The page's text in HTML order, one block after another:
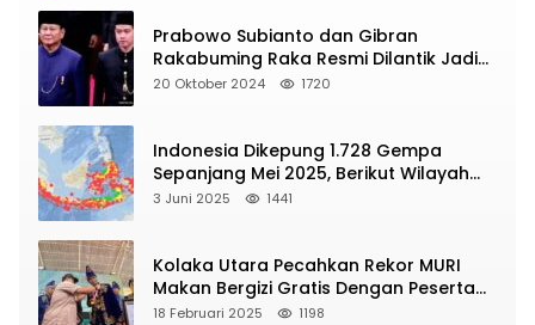
Prabowo Subianto dan Gibran
Rakabuming Raka Resmi Dilantik Jadi
Presiden dan Wapres RI
20 Oktober 2024 1720
Indonesia Dikepung 1.728 Gempa
Sepanjang Mei 2025, Berikut Wilayah
Yang Intens Diguncang!
3 Juni 2025 1441
Kolaka Utara Pecahkan Rekor MURI
Makan Bergizi Gratis Dengan Peserta
Terbanyak
18 Februari 2025 1198